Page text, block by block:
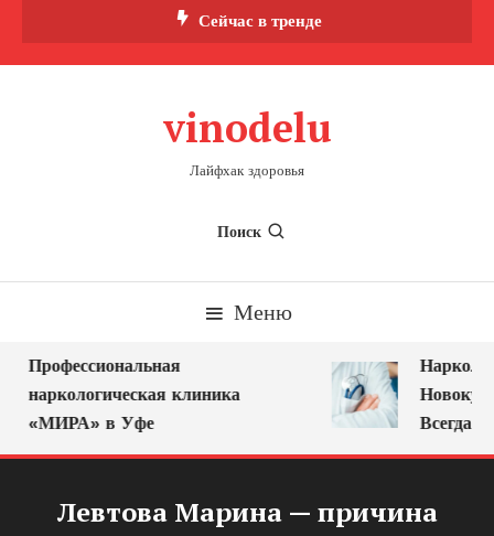
Сейчас в тренде
vinodelu
Лайфхак здоровья
Поиск
Меню
Профессиональная
наркологическая клиника
«МИРА» в Уфе
Всегда
Левтова Марина — причина